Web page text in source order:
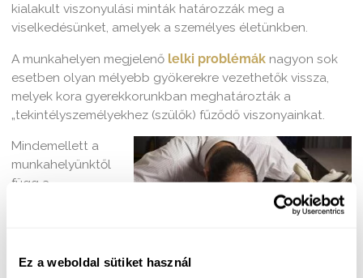
Ez a weboldal sütiket használ
kialakult viszonyulási minták határozzák meg a
viselkedésünket, amelyek a személyes életünkben.
A munkahelyen megjelenő lelki problémák nagyon sok
esetben olyan mélyebb gyökerekre vezethetők vissza,
melyek kora gyerekkorunkban meghatározták a
„tekintélyszemélyekhez (szülők) fűződő viszonyainkat.
Mindemellett a
munkahelyünktől
függ a
a munkahelyi